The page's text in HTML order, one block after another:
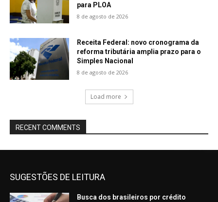
para PLOA
8 de agosto de 2026
Receita Federal: novo cronograma da
reforma tributária amplia prazo para o
Simples Nacional
8 de agosto de 2026
Load more
RECENT COMMENTS
SUGESTÕES DE LEITURA
Busca dos brasileiros por crédito